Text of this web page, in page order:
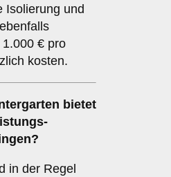
Isolierung und
€ pro
kosten.
bietet
in der Regel